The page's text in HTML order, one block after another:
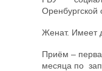
Оренбургской
Женат. Имеет
Приём –
месяца по